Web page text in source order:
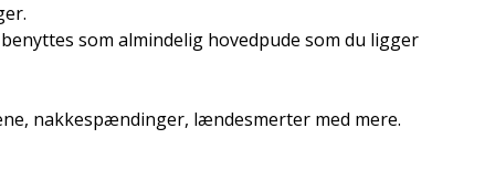
som almindelig hovedpude som du ligger
nakkespændinger, lændesmerter med mere.